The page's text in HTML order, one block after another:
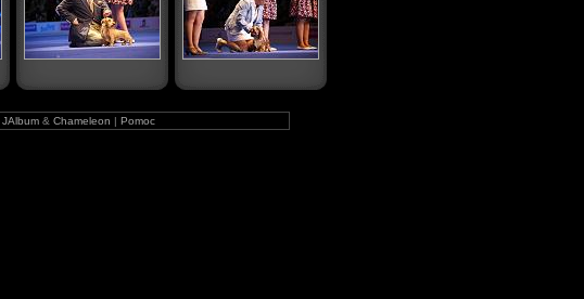
JAlbum& Chameleon | Pomoc